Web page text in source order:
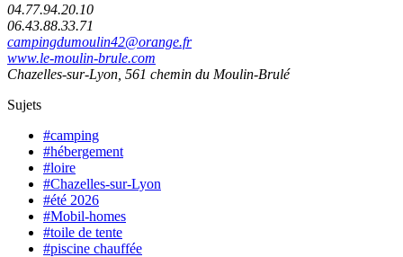
04.77.94.20.10
06.43.88.33.71
campingdumoulin42@orange.fr
www.le-moulin-brule.com
Chazelles-sur-Lyon, 561 chemin du Moulin-Brulé
Sujets
#camping
#hébergement
#loire
#Chazelles-sur-Lyon
#été 2026
#Mobil-homes
#toile de tente
#piscine chauffée